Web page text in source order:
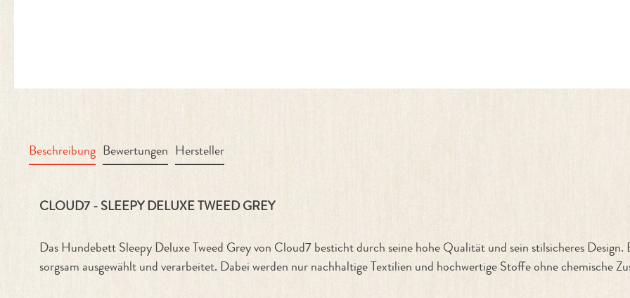
Beschreibung Bewertungen Hersteller
Produktinformationen "Hundebett Sleepy Deluxe Tweed Grey"
CLOUD7 - SLEEPY DELUXE TWEED GREY
Das Hundebett Sleepy Deluxe Tweed Grey von Cloud7 besticht durch seine hohe Qualität und sein stilsicheres
sorgsam ausgewählt und verarbeitet. Dabei werden nur nachhaltige Textilien und hochwertige Stoffe ohne chemische